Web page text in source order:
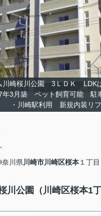
川崎桜川公園 3ＬＤＫ
年3月築 ペット飼育可能 駐
・川崎駅利用 新規内装リ
奈川県川崎市川崎区桜本 １丁目
川公園（川崎区桜本1